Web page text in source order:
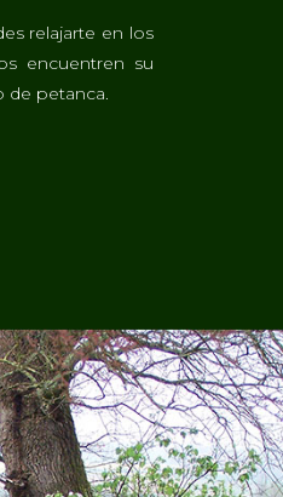
relajarte en los
encuentren su
de petanca.